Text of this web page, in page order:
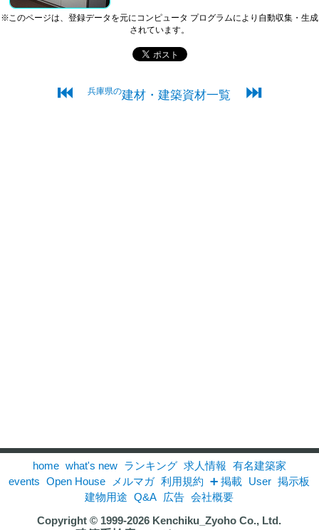
※このページは、登録データを元にコンピュータ プログラムにより自動収集・生成
されています。
⏮ 兵庫県の建材・建築資材一覧 ⏭
home what's new ランキング 求人情報 有名建築家
events
Open House メルマガ 利用規約 ➕ 掲載 User 掲示板
建物用途
Q&A 広告 会社概要
Copyright © 1999-2026 Kenchiku_Zyoho Co., Ltd.